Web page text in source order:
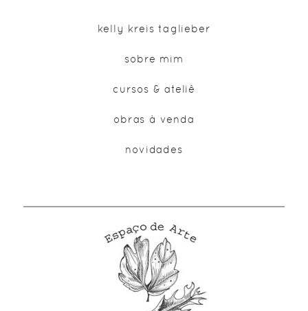
kelly kreis taglieber
sobre mim
cursos & ateliê
obras à venda
novidades